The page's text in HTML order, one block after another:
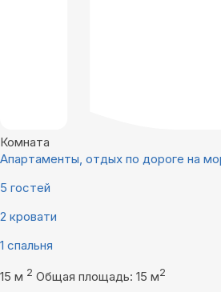
Комната
Апартаменты, отдых по дороге на
5 гостей
2 кровати
1 спальня
15 м 2 Общая площадь: 15 м2